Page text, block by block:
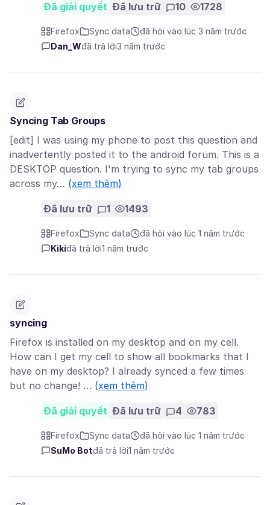
Đã giải quyết Đã lưu trữ 10 1728
Firefox Sync data
đã hỏi vào lúc 3 năm trước
Dan_Wđã trả lời3 năm trước
Syncing Tab Groups
[edit] I was using my phone to post this question and
inadvertently posted it to the android forum. This is a
DESKTOP question. I'm trying to sync my tab groups
across my… (xem thêm)
Đã lưu trữ 1 1493
Firefox Sync data
đã hỏi vào lúc 1 năm trước
Kikiđã trả lời1 năm trước
syncing
Firefox is installed on my desktop and on my cell.
How can I get my cell to show all bookmarks that I
have on my desktop? I already synced a few times
but no change! … (xem thêm)
Đã giải quyết Đã lưu trữ 4 783
Firefox Sync data
đã hỏi vào lúc 1 năm trước
SuMo Botđã trả lời1 năm trước